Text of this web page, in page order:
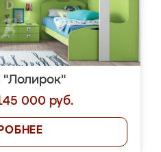
"Лолирок"
000 руб.